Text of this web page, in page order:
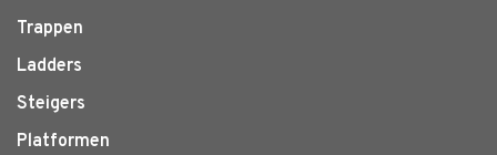
Trappen
Ladders
Steigers
Platformen